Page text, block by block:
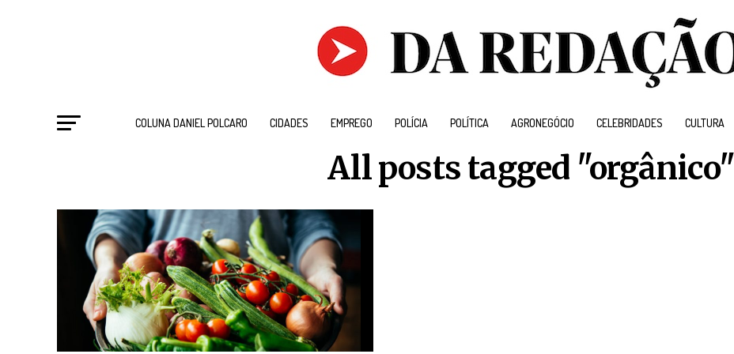
COLUNA DANIEL POLCARO CIDADES EMPREGO POLÍCIA POLÍTICA AGRONEGÓCIO CELEBRIDADES CULTURA
All posts tagged "orgânico"